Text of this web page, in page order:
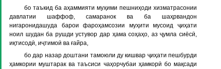
бо таъкид ба аҳаммияти муҳими пешниҳоди хизматрасонии
давлатии шаффоф, самаранок ва ба шаҳрвандон
нигаронидашуда барои фароҳамсозии муҳити мусоид ҷиҳати
ноил шудан ба рушди устувор дар ҳама соҳаҳо, аз ҷумла сиёсӣ,
иқтисодӣ, иҷтимоӣ ва ғайра,
бо дар назар доштани тамоюли ду кишвар ҷиҳати пешбурди
ҳамкории муштарак ва таъсиси чаҳорчубаи ҳамкорӣ бо мақсади